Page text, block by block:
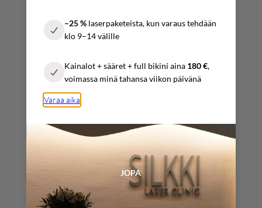
–25 % laserpaketeista, kun varaus tehdään
klo 9–14 välille
Kainalot + sääret + full bikini aina 180 €,
voimassa minä tahansa viikon päivänä
Varaa aika
JOPA
10:00 – 17:00
Sopimuksen mukaan
info@silkkilaserclinic.fi
varaukset@ silkkilaserclinic.fi